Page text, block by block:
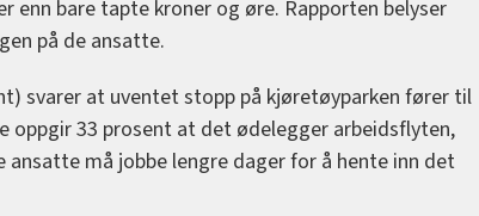
enn bare tapte kroner og øre. Rapporten belyser
på de ansatte.
svarer at uventet stopp på kjøretøyparken fører til
oppgir 33 prosent at det ødelegger arbeidsflyten,
må jobbe lengre dager for å hente inn det